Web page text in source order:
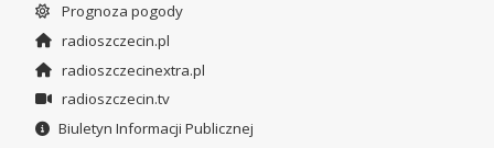
Prognoza pogody
radioszczecin.pl
radioszczecinextra.pl
radioszczecin.tv
Biuletyn Informacji Publicznej